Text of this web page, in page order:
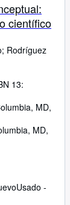
científico
; Rodríguez
13:
MD,
MD,
Usado -